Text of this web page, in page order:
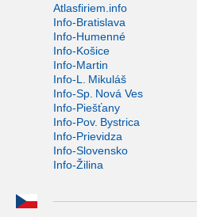
Atlasfiriem.info
Info-Bratislava
Info-Humenné
Info-Košice
Info-Martin
Info-L. Mikuláš
Info-Sp. Nová Ves
Info-Piešťany
Info-Pov. Bystrica
Info-Prievidza
Info-Slovensko
Info-Žilina